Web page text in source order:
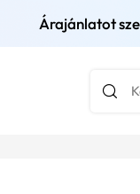
Árajánlatot